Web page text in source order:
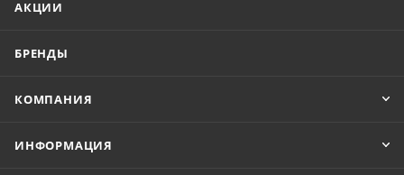
АКЦИИ
БРЕНДЫ
КОМПАНИЯ
ИНФОРМАЦИЯ